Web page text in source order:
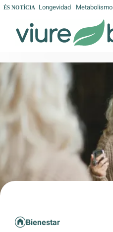
ÉS NOTÍCIA Longevidad Metabolismo
Bienestar